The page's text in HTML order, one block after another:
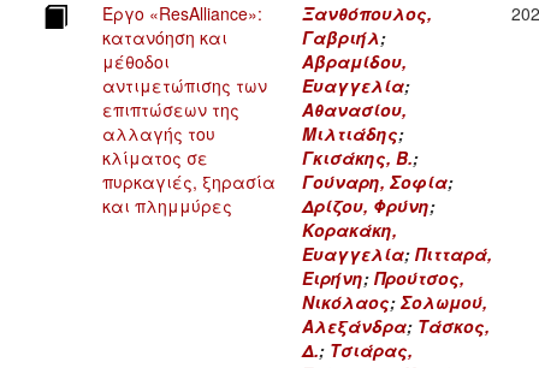
Έργο «ResAlliance»:
κατανόηση και
μέθοδοι
αντιμετώπισης των
επιπτώσεων της
αλλαγής του
κλίματος σε
πυρκαγιές, ξηρασία
και πλημμύρες
Ξανθόπουλος,
Γαβριήλ;
Αβραμίδου,
Ευαγγελία;
Αθανασίου,
Μιλτιάδης;
Γκισάκης, Β.;
Γούναρη, Σοφία;
Δρίζου, Φρύνη;
Κορακάκη,
Ευαγγελία; Πιτταρά,
Ειρήνη; Προύτσος,
Νικόλαος; Σολωμού,
Αλεξάνδρα; Τάσκος,
Δ.; Τσιάρας,